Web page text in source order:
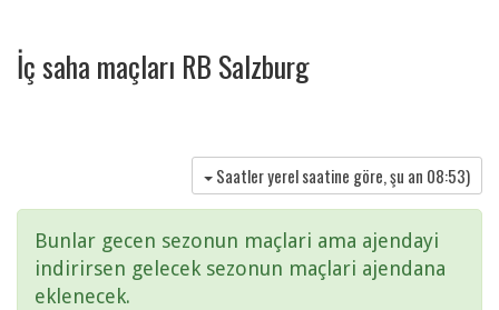
İç saha maçları RB Salzburg
Saatler yerel saatine göre, şu an 08:53)
Bunlar gecen sezonun maçlari ama ajendayi
indirirsen gelecek sezonun maçlari ajendana
eklenecek.